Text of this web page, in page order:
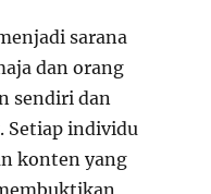
sarana
dan orang
sendiri dan
Setiap individu
konten yang